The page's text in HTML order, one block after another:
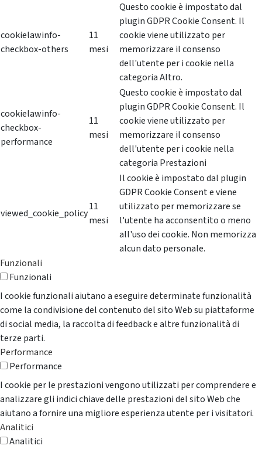
cookielawinfo-
checkbox-others
11
mesi
Questo cookie è impostato dal
plugin GDPR Cookie Consent. Il
cookie viene utilizzato per
memorizzare il consenso
dell'utente per i cookie nella
categoria Altro.
cookielawinfo-
checkbox-
performance
11
mesi
Questo cookie è impostato dal
plugin GDPR Cookie Consent. Il
cookie viene utilizzato per
memorizzare il consenso
dell'utente per i cookie nella
categoria Prestazioni
viewed_cookie_policy
11
mesi
Il cookie è impostato dal plugin
GDPR Cookie Consent e viene
utilizzato per memorizzare se
l'utente ha acconsentito o meno
all'uso dei cookie. Non memorizza
alcun dato personale.
Funzionali
Funzionali
I cookie funzionali aiutano a eseguire determinate funzionalità
come la condivisione del contenuto del sito Web su piattaforme
di social media, la raccolta di feedback e altre funzionalità di
terze parti.
Performance
Performance
I cookie per le prestazioni vengono utilizzati per comprendere e
analizzare gli indici chiave delle prestazioni del sito Web che
aiutano a fornire una migliore esperienza utente per i visitatori.
Analitici
Analitici